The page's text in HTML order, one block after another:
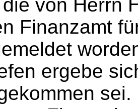
von Herrn
Finanzamt
ergebe